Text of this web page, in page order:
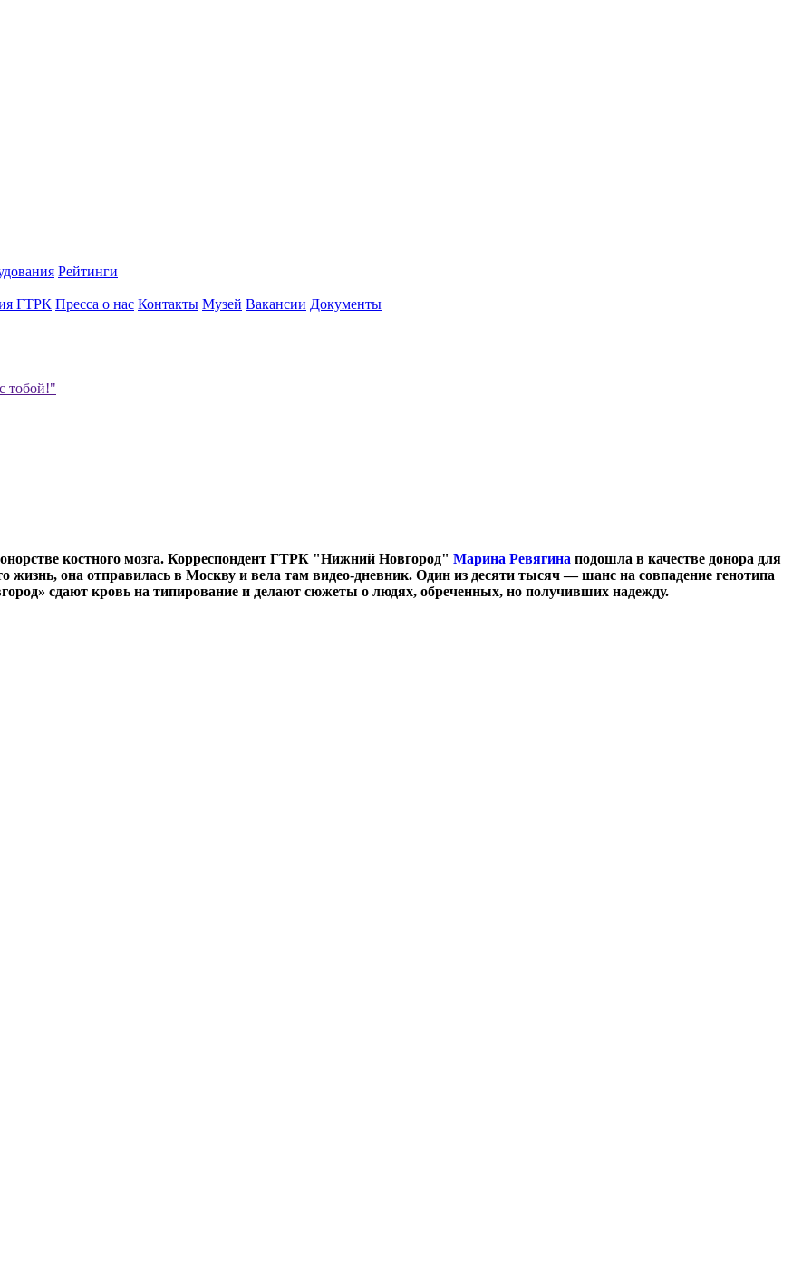
Рейтинги
ГТРК Пресса о нас Контакты Музей Вакансии Документы
тобой!"
костного мозга. Корреспондент ГТРК "Нижний Новгород" Марина Ревягина подошла в качестве донора для
жизнь, она отправилась в Москву и вела там видео-дневник. Один из десяти тысяч — шанс на совпадение генотипа
сдают кровь на типирование и делают сюжеты о людях, обреченных, но получивших надежду.